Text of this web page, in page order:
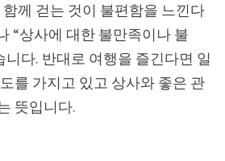
께 걷는 것이 불편함을 느낀다
“상사에 대한 불만족이나 불
니다. 반대로 여행을 즐긴다면 일
를 가지고 있고 상사와 좋은 관
뜻입니다.